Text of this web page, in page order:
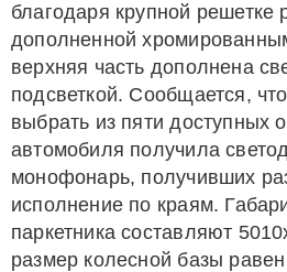
благодаря крупной решетке
дополненной
верхняя часть дополнена
подсветкой. Сообщается,
выбрать из пяти доступных
автомобиля получила
монофонарь, получивших
исполнение по краям.
паркетника составляют
размер колесной базы